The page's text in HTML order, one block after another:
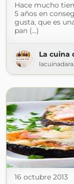
Hace mucho
5 años en
gusta, que es
pan (...)
La cuina
16 octubre 2013